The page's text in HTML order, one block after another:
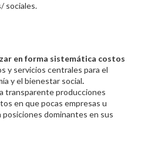
sociales.
en forma sistemática costos
y servicios centrales para el
y el bienestar social.
transparente producciones
en que pocas empresas u
dominantes en sus